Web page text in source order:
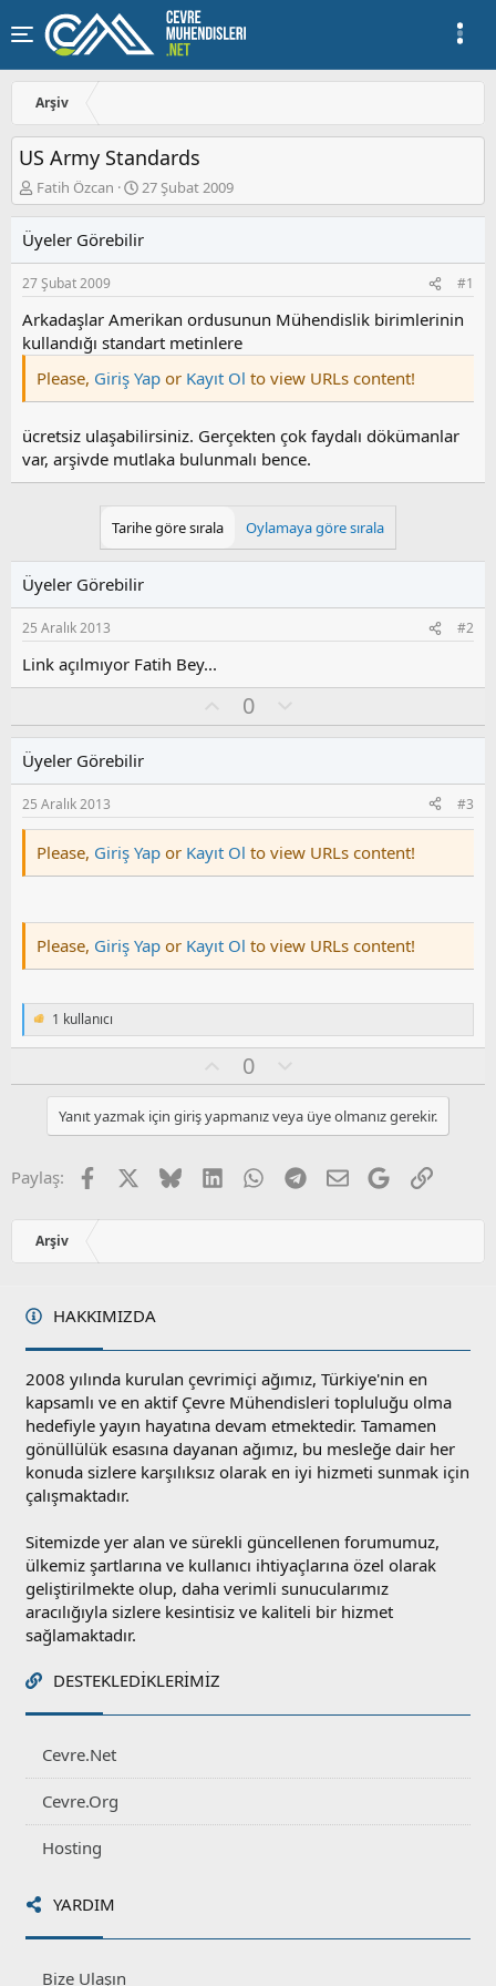
Arşiv
US Army Standards
K
o
u
y
u
a
ş
a
t
n
Fatih Özcan
B
a
l
a
ı
ç
a
r
i
h
i
27 Şubat 2009
Üyeler Görebilir
27 Şubat 2009 #1
Arkadaşlar Amerikan ordusunun Mühendislik birimlerinin
kullandığı standart metinlere
Please, Giriş Yap or Kayıt Ol to view URLs content!
ücretsiz ulaşabilirsiniz. Gerçekten çok faydalı dökümanlar
var, arşivde mutlaka bulunmalı bence.
Tarihe göre sırala Oylamaya göre sırala
Üyeler Görebilir
25 Aralık 2013 #2
Link açılmıyor Fatih Bey...
y
0
l
s
u
z
o
y
a
Üyeler Görebilir
25 Aralık 2013 #3
Please, Giriş Yap or Kayıt Ol to view URLs content!
Please, Giriş Yap or Kayıt Ol to view URLs content!
T
e
1 kullanıcı
y
l
a
0
l
u
m
u
z
o
l
Yanıt yazmak için giriş yapmanız veya üye olmanız gerekir.
Paylaş: Facebook BlueskyLinkedInWhatsApp
Telegram
E-postaGoogleLink
Arşiv
HAKKIMIZDA
2008 yılında kurulan çevrimiçi ağımız, Türkiye'nin en
kapsamlı ve en aktif Çevre Mühendisleri topluluğu olma
hedefiyle yayın hayatına devam etmektedir. Tamamen
gönüllülük esasına dayanan ağımız, bu mesleğe dair her
konuda sizlere karşılıksız olarak en iyi hizmeti sunmak için
çalışmaktadır.
Sitemizde yer alan ve sürekli güncellenen forumumuz,
ülkemiz şartlarına ve kullanıcı ihtiyaçlarına özel olarak
geliştirilmekte olup, daha verimli sunucularımız
aracılığıyla sizlere kesintisiz ve kaliteli bir hizmet
sağlamaktadır.
DESTEKLEDIKLERIMIZ
Cevre.Net
Cevre.Org
Hosting
YARDIM
Bize Ulaşın